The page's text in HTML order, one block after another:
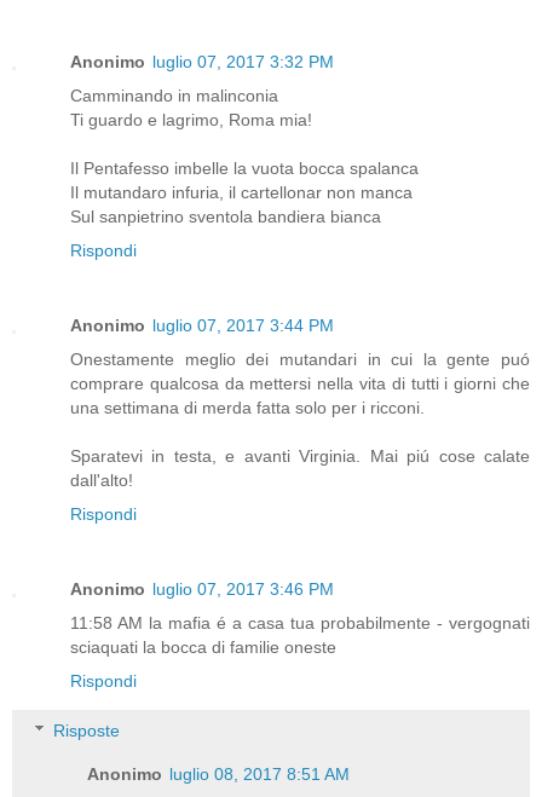
Anonimo luglio 07, 2017 3:32 PM
Camminando in malinconia
Ti guardo e lagrimo, Roma mia!
Il Pentafesso imbelle la vuota bocca spalanca
Il mutandaro infuria, il cartellonar non manca
Sul sanpietrino sventola bandiera bianca
Rispondi
Anonimo luglio 07, 2017 3:44 PM
Onestamente meglio dei mutandari in cui la gente puó
comprare qualcosa da mettersi nella vita di tutti i giorni che
una settimana di merda fatta solo per i ricconi.
Sparatevi in testa, e avanti Virginia. Mai piú cose calate
dall'alto!
Rispondi
Anonimo luglio 07, 2017 3:46 PM
11:58 AM la mafia é a casa tua probabilmente - vergognati
sciaquati la bocca di familie oneste
Rispondi
Risposte
Anonimo luglio 08, 2017 8:51 AM